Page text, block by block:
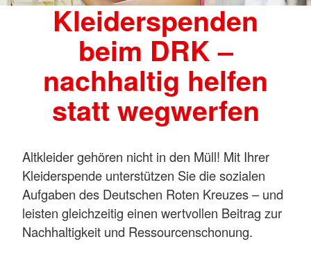
Kleiderspenden
beim DRK –
nachhaltig helfen
statt wegwerfen
Altkleider gehören nicht in den Müll! Mit Ihrer
Kleiderspende unterstützen Sie die sozialen
Aufgaben des Deutschen Roten Kreuzes – und
leisten gleichzeitig einen wertvollen Beitrag zur
Nachhaltigkeit und Ressourcenschonung.